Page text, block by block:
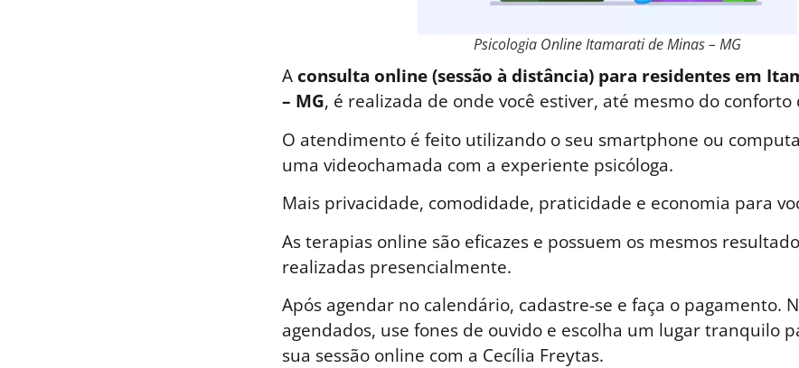
Psicologia Online Itamarati de Minas – MG
Aconsulta online (sessão à distância) para residentes em
– MG, é realizada de onde você estiver, até mesmo do conforto
O atendimento é feito utilizando o seu smartphone ou
uma videochamada com a experiente psicóloga.
Mais privacidade, comodidade, praticidade e economia para
As terapias online são eficazes e possuem os mesmos
realizadas presencialmente.
Após agendar no calendário, cadastre-se e faça o pagamento.
agendados, use fones de ouvido e escolha um lugar tranquilo
sua sessão online com a Cecília Freytas.